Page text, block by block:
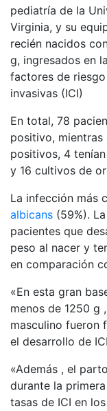
pediatría de la
Virginia, y su
recién nacidos
g, ingresados en
factores de
invasivas (ICI)
En total, 78
positivo,
positivos, 4
y 16 cultivos de
La infección más
albicans (59%).
pacientes que
peso al nacer y
en comparación
«En esta gran
menos de 1250 g
masculino fueron
el desarrollo de
«Además , el
durante la
tasas de ICI en